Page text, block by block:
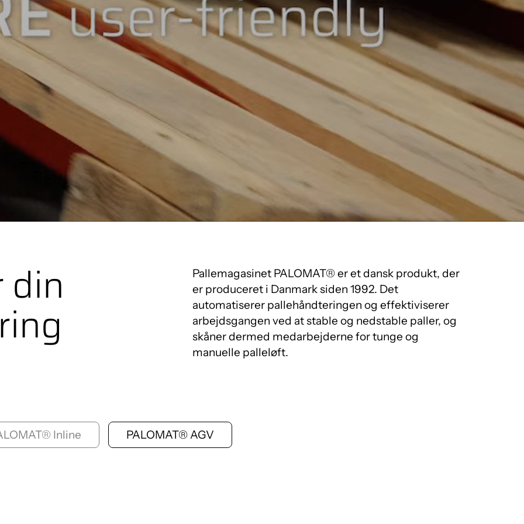
Pallemagasinet PALOMAT® er et dansk produkt, der
er produceret i Danmark siden 1992. Det
automatiserer pallehåndteringen og effektiviserer
arbejdsgangen ved at stable og nedstable paller, og
skåner dermed medarbejderne for tunge og
manuelle palleløft.
PALOMAT® AMR
Automatisk pallehåndtering med mobile robotter
Inline PALOMAT® AGV